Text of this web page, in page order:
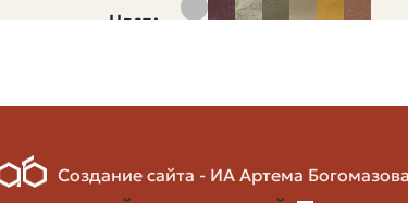
паллет (в зависимости от
25–35
Цвет
Создание сайта - ИА Артема Богомазова